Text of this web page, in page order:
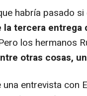
habría pasado
la tercera
los hermanos
otras cosas,
entrevista con